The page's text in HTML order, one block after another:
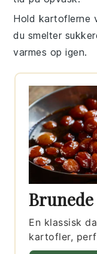
Hold kartoflerne
du smelter
varmes op igen.
En klassisk
kartofler,